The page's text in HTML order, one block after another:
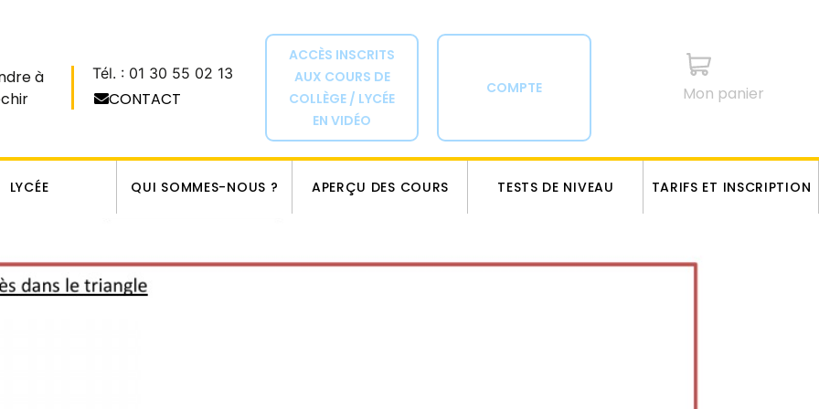
à
Tél. : 01 30 55 02 13
CONTACT
ACCÈS INSCRITS
AUX COURS DE
COLLÈGE / LYCÉE
EN VIDÉO
COMPTE Mon panier
LYCÉE QUI SOMMES-NOUS ? APERÇU DES COURS TESTS DE NIVEAU TARIFS ET INSCRIPTION
de Thalès